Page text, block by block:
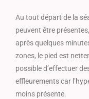
Au tout départ de la
peuvent être présentes,
après quelques
zones, le pied est
possible d’effectuer
effleurements car
moins présente.